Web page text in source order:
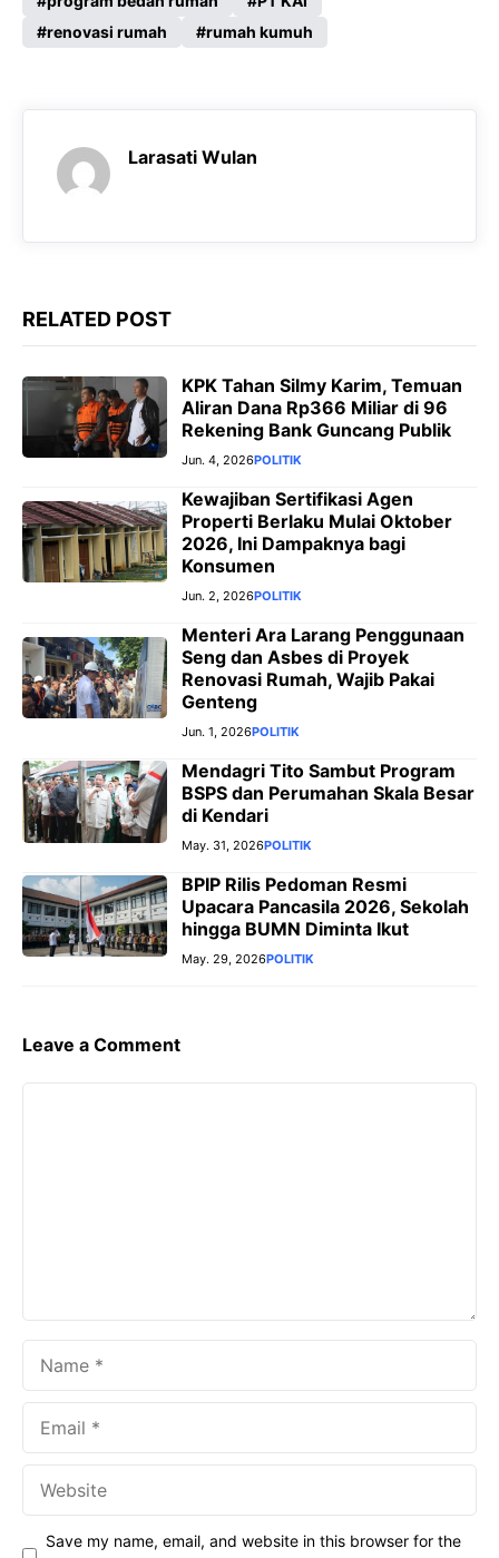
e
b
o
t
s
p
p
e
g
a
m
s
e
g
e
renovasi rumah
rumah kumuh
Larasati Wulan
RELATED POST
KPK Tahan Silmy Karim, Temuan
Aliran Dana Rp366 Miliar di 96
Rekening Bank Guncang Publik
Jun. 4, 2026POLITIK
Kewajiban Sertifikasi Agen
Properti Berlaku Mulai Oktober
2026, Ini Dampaknya bagi
Konsumen
Jun. 2, 2026POLITIK
Menteri Ara Larang Penggunaan
Seng dan Asbes di Proyek
Renovasi Rumah, Wajib Pakai
Genteng
Jun. 1, 2026POLITIK
Mendagri Tito Sambut Program
BSPS dan Perumahan Skala Besar
di Kendari
May. 31, 2026POLITIK
BPIP Rilis Pedoman Resmi
Upacara Pancasila 2026, Sekolah
hingga BUMN Diminta Ikut
May. 29, 2026POLITIK
Leave a Comment
Save my name, email, and website in this browser for the